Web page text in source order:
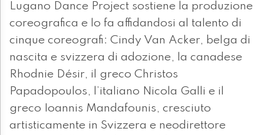
Lugano Dance Project sostiene la produzione
coreografica e lo fa affidandosi al talento di
cinque coreografi: Cindy Van Acker, belga di
nascita e svizzera di adozione, la canadese
Rhodnie Désir, il greco Christos
Papadopoulos, l’italiano Nicola Galli e il
greco Ioannis Mandafounis, cresciuto
artisticamente in Svizzera e neodirettore